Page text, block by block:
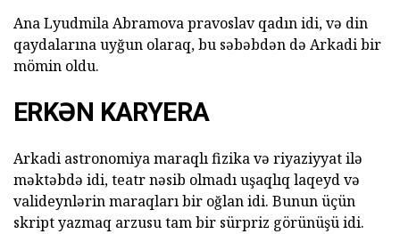
Ana Lyudmila Abramova pravoslav qadın idi, və din
qaydalarına uyğun olaraq, bu səbəbdən də Arkadi bir
mömin oldu.
ERKƏN KARYERA
Arkadi astronomiya maraqlı fizika və riyaziyyat ilə
məktəbdə idi, teatr nəsib olmadı uşaqlıq laqeyd və
valideynlərin maraqları bir oğlan idi. Bunun üçün
skript yazmaq arzusu tam bir sürpriz görünüşü idi.